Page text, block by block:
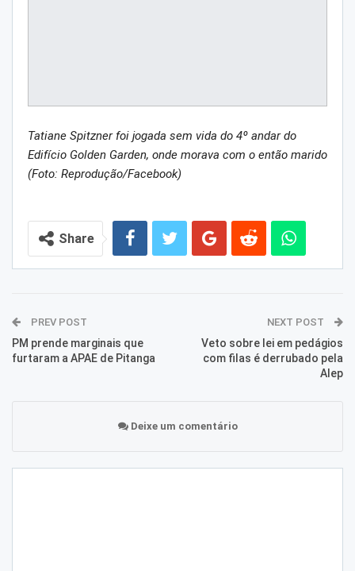
Tatiane Spitzner foi jogada sem vida do 4º andar do
Edifício Golden Garden, onde morava com o então marido
(Foto: Reprodução/Facebook)
Share
PREV POST
PM prende marginais que
furtaram a APAE de Pitanga
NEXT POST
Veto sobre lei em pedágios
com filas é derrubado pela
Alep
Deixe um comentário